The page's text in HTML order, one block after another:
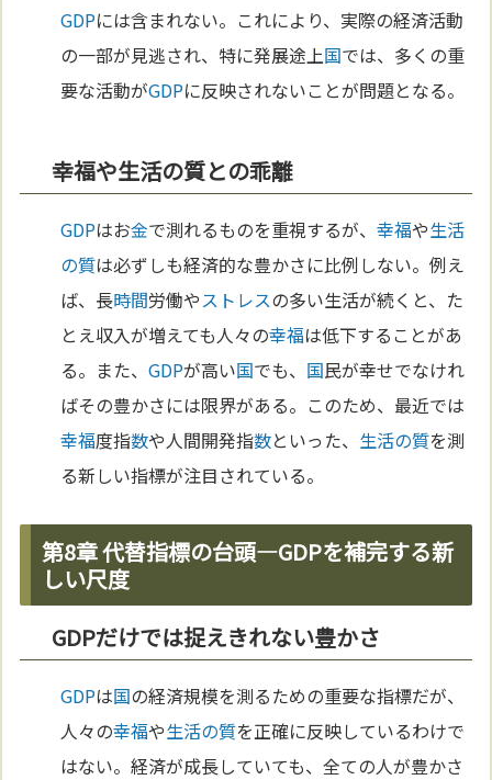
GDPには含まれない。これにより、実際の経済活動
の一部が見逃され、特に発展途上国では、多くの重
要な活動がGDPに反映されないことが問題となる。
幸福や生活の質との乖離
GDPはお金で測れるものを重視するが、幸福や生活
の質は必ずしも経済的な豊かさに比例しない。例え
ば、長時間労働やストレスの多い生活が続くと、た
とえ収入が増えても人々の幸福は低下することがあ
る。また、GDPが高い国でも、 国民が幸せでなけれ
ばその豊かさには限界がある。このため、最近では
幸福度指数や人間開発指数といった、 生活の質を測
る新しい指標が注目されている。
第8章 代替指標の台頭—GDPを補完する新
しい尺度
GDPだけでは捉えきれない豊かさ
GDPは国の経済規模を測るための重要な指標だが、
人々の幸福や生活の質を正確に反映しているわけで
はない。経済が成長していても、全ての人が豊かさ